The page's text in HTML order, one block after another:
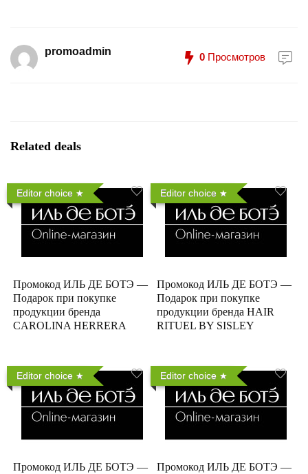
promoadmin 0 Просмотров
Related deals
Editor choice
Промокод ИЛЬ ДЕ БОТЭ —
Подарок при покупке
продукции бренда
CAROLINA HERRERA
Editor choice
Промокод ИЛЬ ДЕ БОТЭ —
Подарок при покупке
продукции бренда HAIR
RITUEL BY SISLEY
Editor choice
Промокод ИЛЬ ДЕ БОТЭ —
Editor choice
Промокод ИЛЬ ДЕ БОТЭ —